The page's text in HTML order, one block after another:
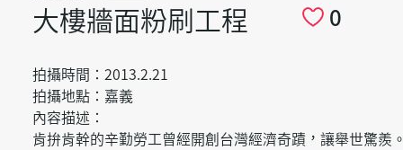
大樓牆面粉刷工程 0
拍攝時間：2013.2.21
拍攝地點：嘉義
內容描述：
肯拚肯幹的辛勤勞工曾經開創台灣經濟奇蹟，讓舉世驚羨